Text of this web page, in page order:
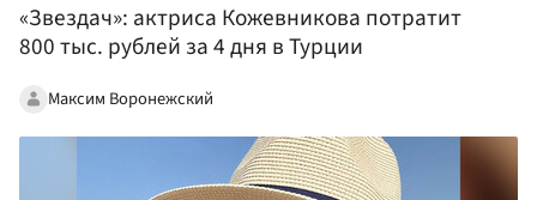
«Звездач»: актриса Кожевникова потратит
800 тыс. рублей за 4 дня в Турции
Максим Воронежский